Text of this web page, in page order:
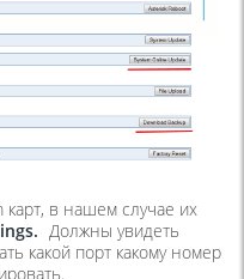
в нашем случае их
Должны увидеть
какой порт какому номер